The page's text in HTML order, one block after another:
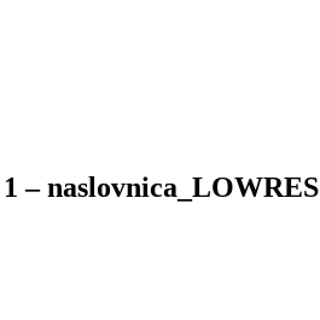
– naslovnica_LOWRES